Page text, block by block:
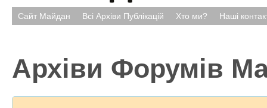
Сайт Майдан Всі Архіви Публікацій Хто ми? Наші
Архіви Форумів